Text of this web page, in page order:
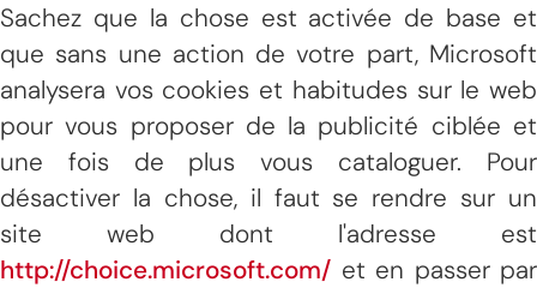
Sachez que la chose est activée de base et
que sans une action de votre part, Microsoft
analysera vos cookies et habitudes sur le web
pour vous proposer de la publicité ciblée et
une fois de plus vous cataloguer. Pour
désactiver la chose, il faut se rendre sur un
site web dont l'adresse est
http://choice.microsoft.com/ et en passer par